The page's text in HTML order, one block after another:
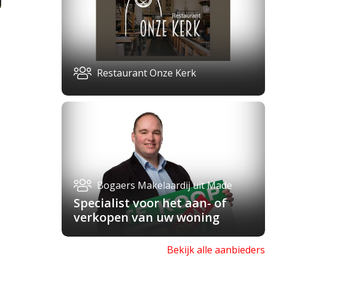
Restaurant Onze Kerk
Bogaers Makelaardij uit Made
Specialist voor het aan- of
verkopen van uw woning
Bekijk alle aanbieders